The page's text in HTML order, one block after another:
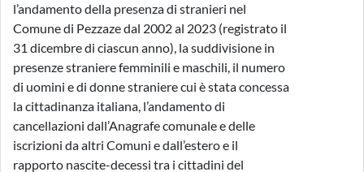
l’andamento della presenza di stranieri nel
Comune di Pezzaze dal 2002 al 2023 (registrato il
31 dicembre di ciascun anno), la suddivisione in
presenze straniere femminili e maschili, il numero
di uomini e di donne straniere cui è stata concessa
la cittadinanza italiana, l’andamento di
cancellazioni dall’Anagrafe comunale e delle
iscrizioni da altri Comuni e dall’estero e il
rapporto nascite-decessi tra i cittadini del